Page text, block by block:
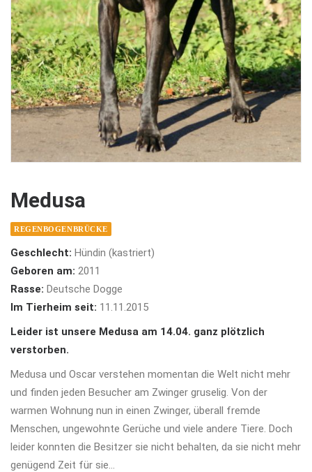
Medusa
REGENBOGENBRÜCKE
Geschlecht: Hündin (kastriert)
Geboren am: 2011
Rasse: Deutsche Dogge
Im Tierheim seit: 11.11.2015
Leider ist unsere Medusa am 14.04. ganz plötzlich
verstorben.
Medusa und Oscar verstehen momentan die Welt nicht mehr
und finden jeden Besucher am Zwinger gruselig. Von der
warmen Wohnung nun in einen Zwinger, überall fremde
Menschen, ungewohnte Gerüche und viele andere Tiere. Doch
leider konnten die Besitzer sie nicht behalten, da sie nicht mehr
genügend Zeit für sie…